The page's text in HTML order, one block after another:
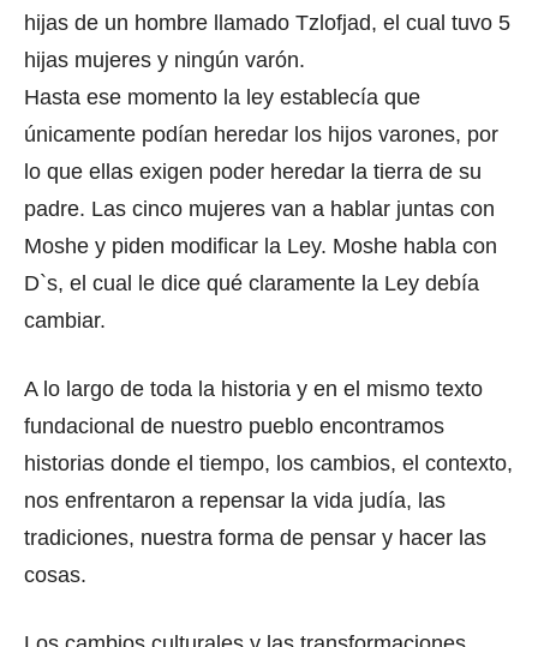
hijas de un hombre llamado Tzlofjad, el cual tuvo 5
hijas mujeres y ningún varón.
Hasta ese momento la ley establecía que
únicamente podían heredar los hijos varones, por
lo que ellas exigen poder heredar la tierra de su
padre. Las cinco mujeres van a hablar juntas con
Moshe y piden modificar la Ley. Moshe habla con
D`s, el cual le dice qué claramente la Ley debía
cambiar.
A lo largo de toda la historia y en el mismo texto
fundacional de nuestro pueblo encontramos
historias donde el tiempo, los cambios, el contexto,
nos enfrentaron a repensar la vida judía, las
tradiciones, nuestra forma de pensar y hacer las
cosas.